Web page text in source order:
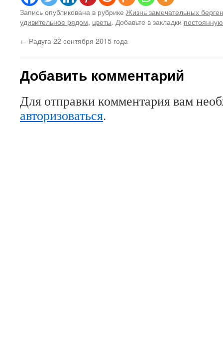
Запись опубликована в рубрике Жизнь замечательных
удивительное рядом, цветы. Добавьте в закладки
← Радуга 22 сентября 2015 года
Добавить комментарий
Для отправки комментария вам
авторизоваться.